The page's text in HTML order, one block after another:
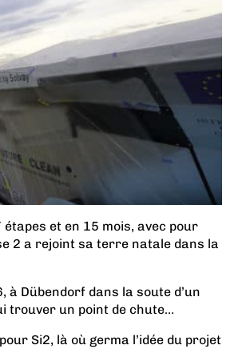
et en 15 mois, avec pour
2 a rejoint sa terre natale dans la
à Dübendorf dans la soute d’un
trouver un point de chute…
Si2, là où germa l’idée du projet